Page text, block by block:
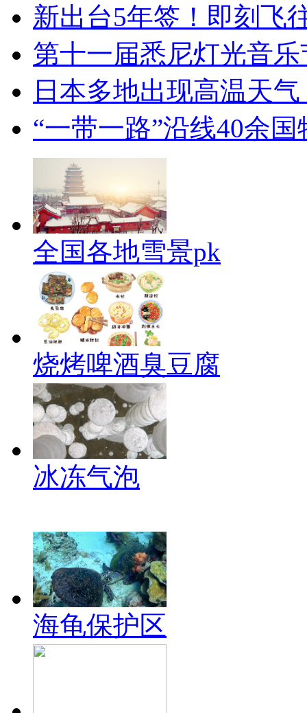
新出台5年签！即刻飞
第十一届悉尼灯光音
日本多地出现高温天
“一带一路”沿线40余
全国各地雪景pk
烧烤啤酒臭豆腐
冰冻气泡
海龟保护区